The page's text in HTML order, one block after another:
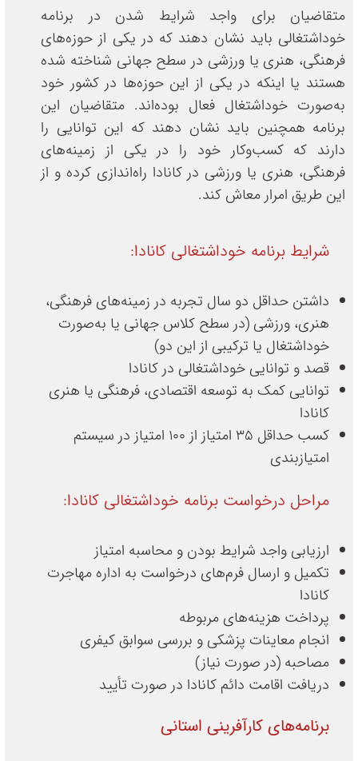
متقاضیان برای واجد شرایط شدن در برنامه
خوداشتغالی باید نشان دهند که در یکی از حوزه‌های
فرهنگی، هنری یا ورزشی در سطح جهانی شناخته شده
هستند یا اینکه در یکی از این حوزه‌ها در کشور خود
به‌صورت خوداشتغال فعال بوده‌اند. متقاضیان این
برنامه همچنین باید نشان دهند که این توانایی را
دارند که کسب‌وکار خود را در یکی از زمینه‌های
فرهنگی، هنری یا ورزشی در کانادا راه‌اندازی کرده و از
این طریق امرار معاش کند.
شرایط برنامه خوداشتغالی کانادا:
داشتن حداقل دو سال تجربه در زمینه‌های فرهنگی،
هنری، ورزشی (در سطح کلاس جهانی یا به‌صورت
خوداشتغال یا ترکیبی از این دو)
قصد و توانایی خوداشتغالی در کانادا
توانایی کمک به توسعه اقتصادی، فرهنگی یا هنری
کانادا
کسب حداقل 35 امتیاز از 100 امتیاز در سیستم
امتیازبندی
مراحل درخواست برنامه خوداشتغالی کانادا:
ارزیابی واجد شرایط بودن و محاسبه امتیاز
تکمیل و ارسال فرم‌های درخواست به اداره مهاجرت
کانادا
پرداخت هزینه‌های مربوطه
انجام معاینات پزشکی و بررسی سوابق کیفری
مصاحبه (در صورت نیاز)
دریافت اقامت دائم کانادا در صورت تأیید
برنامه‌های کارآفرینی استانی